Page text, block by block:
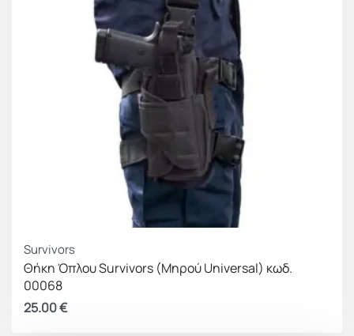
Survivors
Θήκη Όπλου Survivors (Μηρού Universal) κωδ.
00068
25.00€